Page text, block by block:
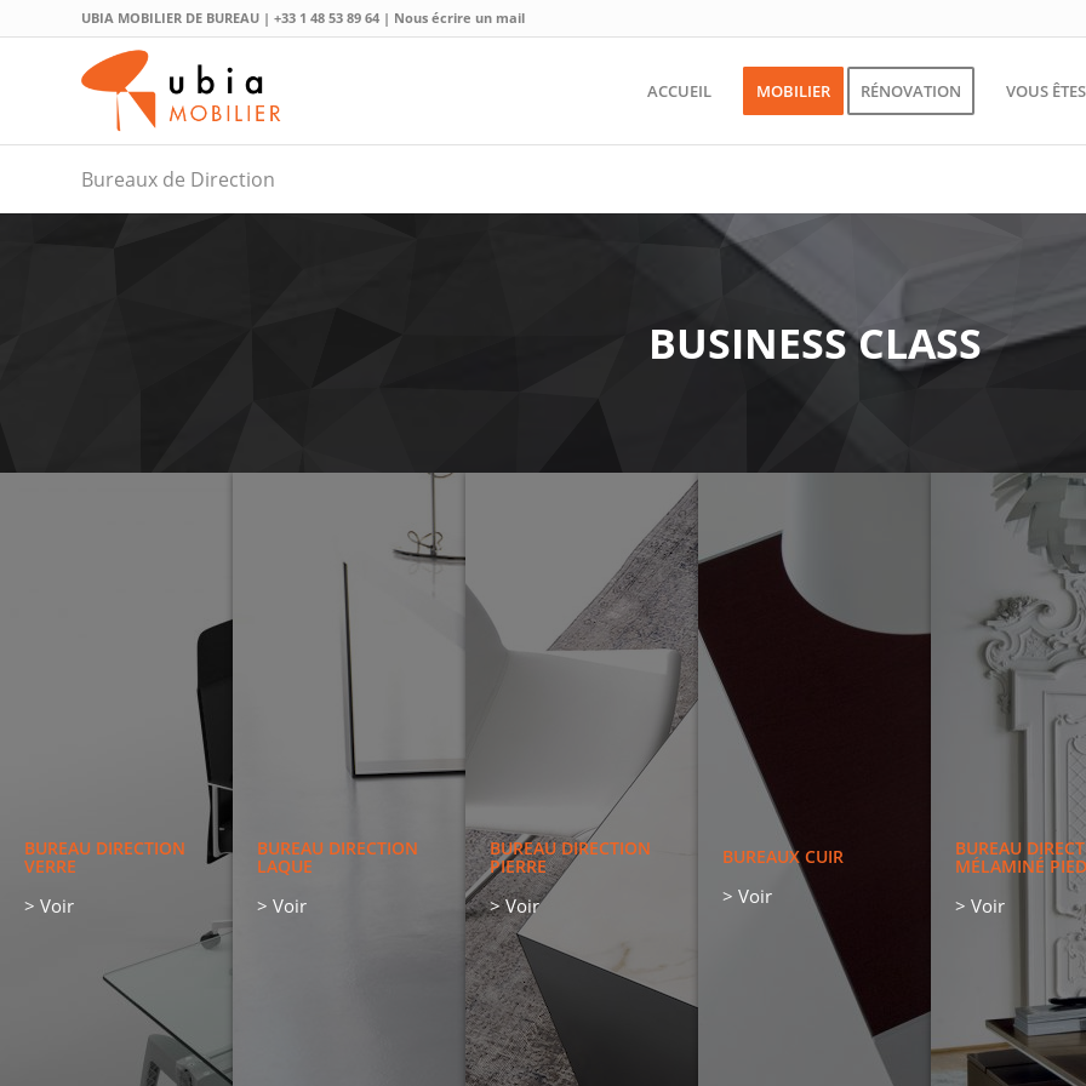
UBIA MOBILIER DE BUREAU | +33 1 48 53 89 64 | Nous écrire un mail
ACCUEIL MOBILIER RÉNOVATION VOUS
Bureaux de Direction
BUSINESS CLASS
BUREAU DIRECTION
VERRE
> Voir
BUREAU
LAQUE
> Voir